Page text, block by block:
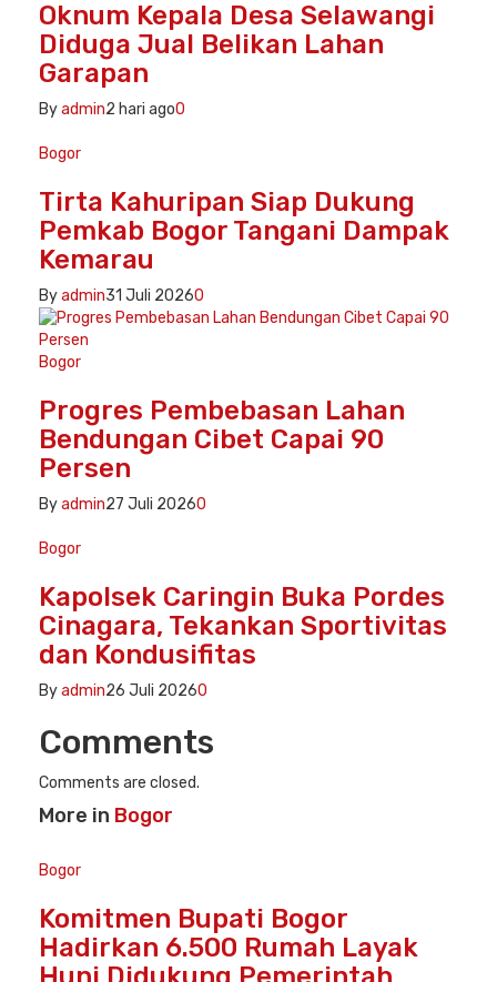
Oknum Kepala Desa Selawangi
Diduga Jual Belikan Lahan
Garapan
Byadmin2 hari ago0
Bogor
Tirta Kahuripan Siap Dukung
Pemkab Bogor Tangani Dampak
Kemarau
Byadmin31 Juli 20260
Bogor
Progres Pembebasan Lahan
Bendungan Cibet Capai 90
Persen
Byadmin27 Juli 20260
Bogor
Kapolsek Caringin Buka Pordes
Cinagara, Tekankan Sportivitas
dan Kondusifitas
Byadmin26 Juli 20260
Comments
Comments are closed.
More in Bogor
Bogor
Komitmen Bupati Bogor
Hadirkan 6.500 Rumah Layak